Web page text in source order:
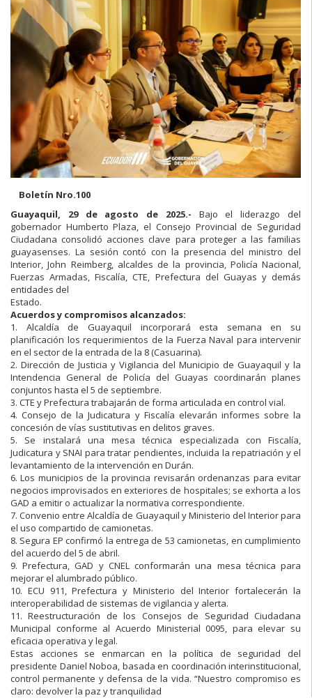
Boletín Nro.100
Guayaquil, 29 de agosto de 2025.- Bajo el liderazgo del
gobernador Humberto Plaza, el Consejo Provincial de Seguridad
Ciudadana consolidó acciones clave para proteger a las familias
guayasenses. La sesión contó con la presencia del ministro del
Interior, John Reimberg, alcaldes de la provincia, Policía Nacional,
Fuerzas Armadas, Fiscalía, CTE, Prefectura del Guayas y demás
entidades del
Estado.
Acuerdos y compromisos alcanzados:
1. Alcaldía de Guayaquil incorporará esta semana en su
planificación los requerimientos de la Fuerza Naval para intervenir
en el sector de la entrada de la 8 (Casuarina).
2. Dirección de Justicia y Vigilancia del Municipio de Guayaquil y la
Intendencia General de Policía del Guayas coordinarán planes
conjuntos hasta el 5 de septiembre.
3. CTE y Prefectura trabajarán de forma articulada en control vial.
4. Consejo de la Judicatura y Fiscalía elevarán informes sobre la
concesión de vías sustitutivas en delitos graves.
5. Se instalará una mesa técnica especializada con Fiscalía,
Judicatura y SNAI para tratar pendientes, incluida la repatriación y el
levantamiento de la intervención en Durán.
6. Los municipios de la provincia revisarán ordenanzas para evitar
negocios improvisados en exteriores de hospitales; se exhorta a los
GAD a emitir o actualizar la normativa correspondiente.
7. Convenio entre Alcaldía de Guayaquil y Ministerio del Interior para
el uso compartido de camionetas.
8. Segura EP confirmó la entrega de 53 camionetas, en cumplimiento
del acuerdo del 5 de abril.
9. Prefectura, GAD y CNEL conformarán una mesa técnica para
mejorar el alumbrado público.
10. ECU 911, Prefectura y Ministerio del Interior fortalecerán la
interoperabilidad de sistemas de vigilancia y alerta.
11. Reestructuración de los Consejos de Seguridad Ciudadana
Municipal conforme al Acuerdo Ministerial 0095, para elevar su
eficacia operativa y legal.
Estas acciones se enmarcan en la política de seguridad del
presidente Daniel Noboa, basada en coordinación interinstitucional,
control permanente y defensa de la vida. “Nuestro compromiso es
claro: devolver la paz y tranquilidad